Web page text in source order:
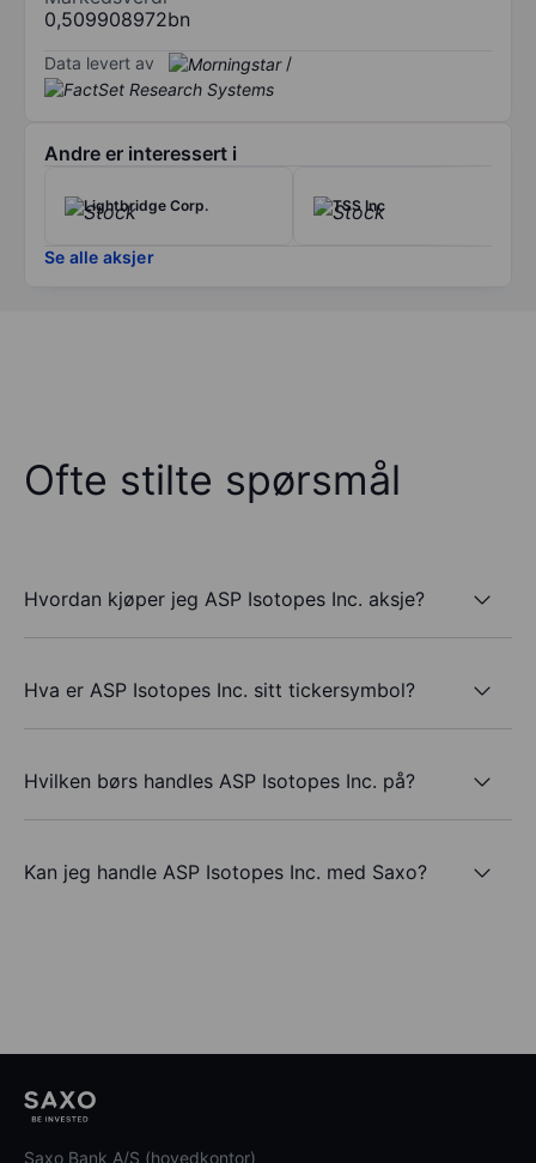
0,509908972bn
Data levert av /
Andre er interessert i
Lightbridge Corp. TSS Inc
Se alle aksjer
Ofte stilte spørsmål
Hvordan kjøper jeg ASP Isotopes Inc. aksje?
Hva er ASP Isotopes Inc. sitt tickersymbol?
Hvilken børs handles ASP Isotopes Inc. på?
Kan jeg handle ASP Isotopes Inc. med Saxo?
Saxo Bank A/S (hovedkontor)